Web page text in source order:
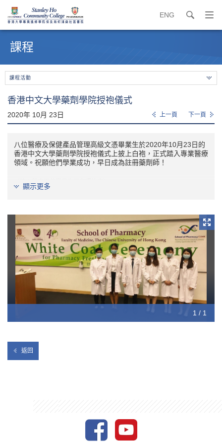
ENG search
打
開
始
課程
課程活動
香港中文大學藥劑學院授袍儀式
2020年 10月 23日 上一頁 下一頁
八位醫療及保健產品管理高級文憑畢業生於2020年10月23日的
香港中文大學藥劑學院授袍儀式上披上白袍，正式踏入專業醫療
領域。祝願他們學業成功，早日成為註冊藥劑師！
（註：其中兩位畢業生不在照片中）
顯示更多
1 / 1
返回